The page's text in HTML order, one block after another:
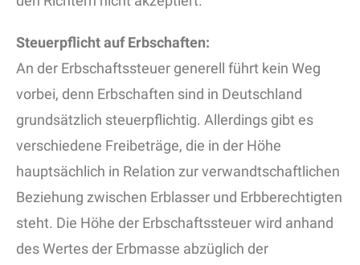
Steuerpflicht auf Erbschaften:
An der Erbschaftssteuer generell führt kein Weg
vorbei, denn Erbschaften sind in Deutschland
grundsätzlich steuerpflichtig. Allerdings gibt es
verschiedene Freibeträge, die in der Höhe
hauptsächlich in Relation zur verwandtschaftlichen
Beziehung zwischen Erblasser und Erbberechtigten
steht. Die Höhe der Erbschaftssteuer wird anhand
des Wertes der Erbmasse abzüglich der